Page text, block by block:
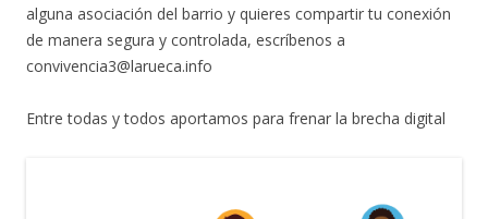
alguna asociación del barrio y quieres compartir tu conexión
de manera segura y controlada, escríbenos a
convivencia3@larueca.info
Entre todas y todos aportamos para frenar la brecha digital